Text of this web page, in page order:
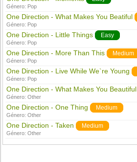
Género: Pop
One Direction - What Makes You Beatiful
Género: Pop
One Direction - Little Things Easy
Género: Pop
One Direction - More Than This Medium
Género: Pop
One Direction - Live While We`re Young
Género: Pop
One Direction - What Makes You Beautiful
Género:Other
One Direction - One Thing Medium
Género:Other
One Direction - Taken Medium
Género:Other